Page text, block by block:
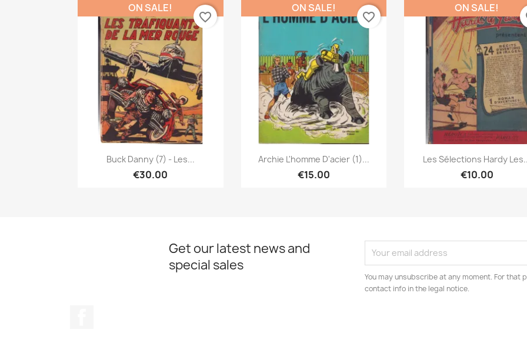
Quick view
Buck Danny (7) - Les...
€30.00
ON SALE!
favorite_border
Quick view
Archie L'homme D'acier (1)...
€15.00
ON SALE!
favorite_border
Quick view
Les Sélections Hardy
€10.00
ON SALE!
Get our latest news and
special sales
You may unsubscribe at any moment. For that
contact info in the legal notice.